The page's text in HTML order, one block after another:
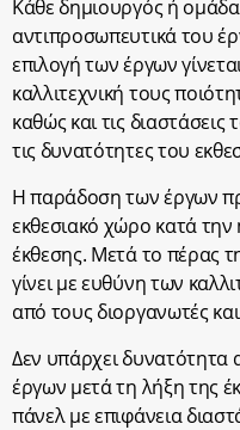
Κάθε δημιουργός ή
αντιπροσωπευτικά του
επιλογή των έργων
καλλιτεχνική τους
καθώς και τις
τις δυνατότητες του
Η παράδοση των έργων
εκθεσιακό χώρο κατά
έκθεσης. Μετά το πέρας
γίνει με ευθύνη των
από τους διοργανωτές
Δεν υπάρχει δυνατότητα
έργων μετά τη λήξη της
πάνελ με επιφάνεια